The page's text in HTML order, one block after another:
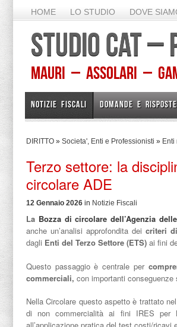
HOME LO STUDIO DOVE
STUDIO CAT
Mauri – Assolari –
NOTIZIE FISCALI DOMANDE E RISPOSTE
DIRITTO » Societa', Enti e Professionisti » Enti
Terzo settore: la
circolare ADE
12 Gennaio 2026 in Notizie Fiscali
La Bozza di circolare dell’Agenzia
anche un’analisi approfondita dei criteri
dagli Enti del Terzo Settore (ETS) ai fini
Questo passaggio è centrale per
commerciali, con importanti
Nella Circolare questo aspetto è trattato
di non commercialità ai fini IRES per